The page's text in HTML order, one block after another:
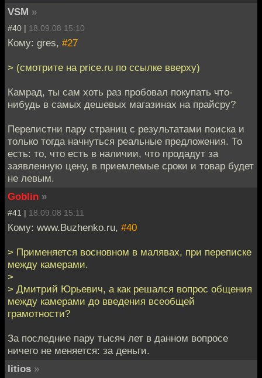
VSM »
#40 | 18.09.08 15:10
Кому: gres, #27
> (смотрите на price.ru по ссылке вверху)
Камрад, ты сам хоть раз пробовал покупать что-
нибудь в самых дешевых магазинах на прайсру?
Перелистни пару страниц с результатами поиска и
только тогда начнуться реальные предложения. То
есть: то, что есть в наличии, что продадут за
заявленную цену, в приемлемые сроки и товар будет
не левым.
Goblin »
#41 | 18.09.08 15:11
Кому: www.Buzhenko.ru, #40
> Применяется восновном в малявах, при переписке
между камерами.
>
> Дмитрий Юрьевич, а как решался вопрос общения
между камерами до введения всеобщей
грамотности?
За последние пару тысяч лет в данном вопросе
ничего не меняется: за деньги.
litios »